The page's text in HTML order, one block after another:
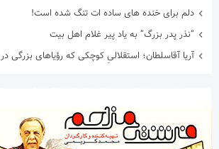
دلم برای خنده های ساده ات تنگ شده است!
“نذر پدر بزرگ” به یاد پیر غلام اهل بیت
آریا آقاسلطان؛ استقلالیِ کوچکی که رؤیاهای بزرگی در